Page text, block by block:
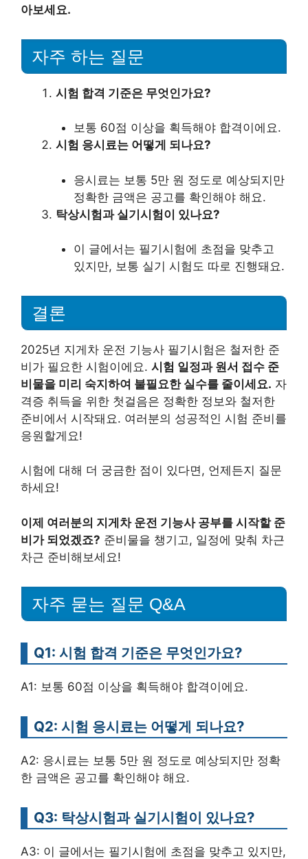
아보세요.
자주 하는 질문
시험 합격 기준은 무엇인가요?
보통 60점 이상을 획득해야 합격이에요.
시험 응시료는 어떻게 되나요?
응시료는 보통 5만 원 정도로 예상되지만
정확한 금액은 공고를 확인해야 해요.
탁상시험과 실기시험이 있나요?
이 글에서는 필기시험에 초점을 맞추고
있지만, 보통 실기 시험도 따로 진행돼요.
결론
2025년 지게차 운전 기능사 필기시험은 철저한 준
비가 필요한 시험이에요. 시험 일정과 원서 접수 준
비물을 미리 숙지하여 불필요한 실수를 줄이세요. 자
격증 취득을 위한 첫걸음은 정확한 정보와 철저한
준비에서 시작돼요. 여러분의 성공적인 시험 준비를
응원할게요!
시험에 대해 더 궁금한 점이 있다면, 언제든지 질문
하세요!
이제 여러분의 지게차 운전 기능사 공부를 시작할 준
비가 되었겠죠? 준비물을 챙기고, 일정에 맞춰 차근
차근 준비해보세요!
자주 묻는 질문 Q&A
Q1: 시험 합격 기준은 무엇인가요?
A1: 보통 60점 이상을 획득해야 합격이에요.
Q2: 시험 응시료는 어떻게 되나요?
A2: 응시료는 보통 5만 원 정도로 예상되지만 정확
한 금액은 공고를 확인해야 해요.
Q3: 탁상시험과 실기시험이 있나요?
A3: 이 글에서는 필기시험에 초점을 맞추고 있지만,